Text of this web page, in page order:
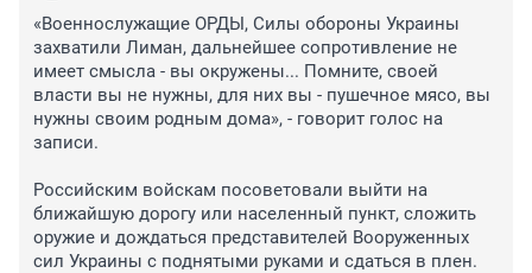
«Военнослужащие ОРДЫ, Силы обороны Украины
захватили Лиман, дальнейшее сопротивление не
имеет смысла - вы окружены... Помните, своей
власти вы не нужны, для них вы - пушечное мясо, вы
нужны своим родным дома», - говорит голос на
записи.
Российским войскам посоветовали выйти на
ближайшую дорогу или населенный пункт, сложить
оружие и дождаться представителей Вооруженных
сил Украины с поднятыми руками и сдаться в плен.